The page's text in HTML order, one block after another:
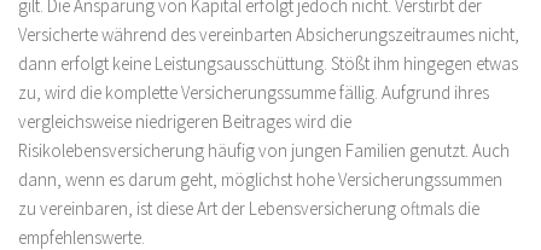
gilt. Die Ansparung von Kapital erfolgt jedoch nicht. Verstirbt der
Versicherte während des vereinbarten Absicherungszeitraumes nicht,
dann erfolgt keine Leistungsausschüttung. Stößt ihm hingegen etwas
zu, wird die komplette Versicherungssumme fällig. Aufgrund ihres
vergleichsweise niedrigeren Beitrages wird die
Risikolebensversicherung häufig von jungen Familien genutzt. Auch
dann, wenn es darum geht, möglichst hohe Versicherungssummen
zu vereinbaren, ist diese Art der Lebensversicherung oftmals die
empfehlenswerte.